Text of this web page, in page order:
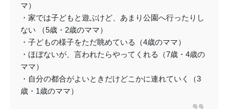
マ）
・家では子どもと遊ぶけど、あまり公園へ行ったりし
ない （5歳・2歳のママ）
・子どもの様子をただ眺めている（4歳のママ）
・ほぼないが、言われたらやってくれる（7歳・4歳の
ママ）
・自分の都合がよいときだけどこかに連れていく（3
歳・1歳のママ）